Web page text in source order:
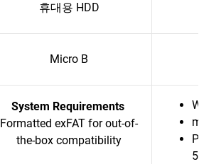
휴대용 HDD
Micro B
System Requirements
Formatted exFAT for out-of-
the-box compatibility